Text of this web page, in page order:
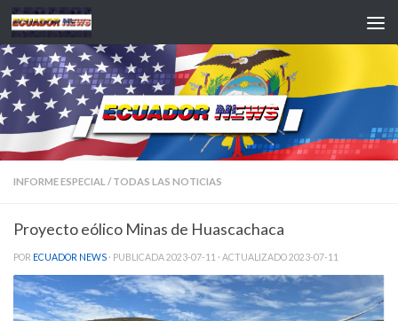
Saltar al contenido
INFORME ESPECIAL / TODAS LAS NOTICIAS
Proyecto eólico Minas de Huascachaca
POR ECUADOR NEWS · PUBLICADA2023-07-11 · ACTUALIZADO2023-07-11